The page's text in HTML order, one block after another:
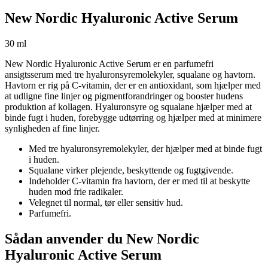
New Nordic Hyaluronic Active Serum
30 ml
New Nordic Hyaluronic Active Serum er en parfumefri
ansigtsserum med tre hyaluronsyremolekyler, squalane og havtorn.
Havtorn er rig på C-vitamin, der er en antioxidant, som hjælper med
at udligne fine linjer og pigmentforandringer og booster hudens
produktion af kollagen. Hyaluronsyre og squalane hjælper med at
binde fugt i huden, forebygge udtørring og hjælper med at minimere
synligheden af fine linjer.
Med tre hyaluronsyremolekyler, der hjælper med at binde fugt
i huden.
Squalane virker plejende, beskyttende og fugtgivende.
Indeholder C-vitamin fra havtorn, der er med til at beskytte
huden mod frie radikaler.
Velegnet til normal, tør eller sensitiv hud.
Parfumefri.
Sådan anvender du New Nordic
Hyaluronic Active Serum